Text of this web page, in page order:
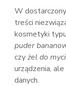
W
treści
kosmetyki typu
puder
czyżel do
urządzenia,
danych.